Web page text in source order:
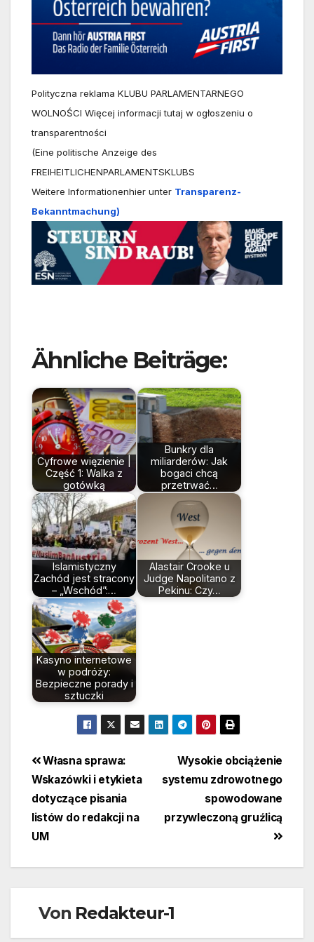
Polityczna reklama KLUBU PARLAMENTARNEGO
WOLNOŚCI Więcej informacji tutaj w ogłoszeniu o
transparentności
(Eine politische Anzeige des
FREIHEITLICHENPARLAMENTSKLUBS
Weitere Informationenhier unter Transparenz-
Bekanntmachung)
Ähnliche Beiträge:
Cyfrowe więzienie |
Część 1: Walka z
gotówką
Bunkry dla
miliarderów: Jak
bogaci chcą
przetrwać…
Islamistyczny
Zachód jest stracony
– „Wschód”:…
Alastair Crooke u
Judge Napolitano z
Pekinu: Czy…
Kasyno internetowe
w podróży:
Bezpieczne porady i
sztuczki
Beitragsnavigation
Wysokie obciążenie
systemu zdrowotnego
spowodowane
przywleczoną gruźlicą
Własna sprawa:
Wskazówki i etykieta
dotyczące pisania
listów do redakcji na
UM
Von Redakteur-1